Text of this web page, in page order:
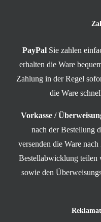
PayPal Sie zahlen
erhalten die Ware
Zahlung in der Regel
die Ware
Vorkasse /
nach der Bestellung
versenden die Ware
Bestellabwicklung teilen
sowie den